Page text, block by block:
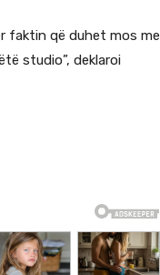
faktin që duhet mos me
studio”, deklaroi